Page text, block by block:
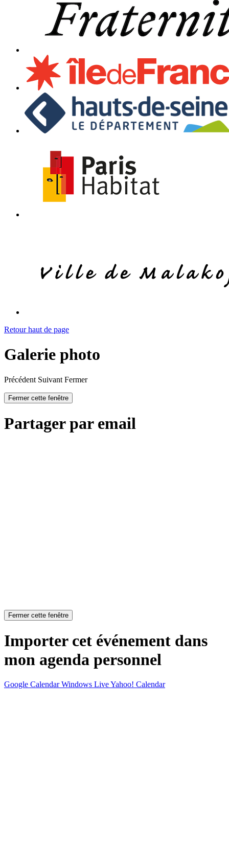
Retour haut de page
Galerie photo
Précédent Suivant Fermer
Fermer cette fenêtre
Partager par email
Fermer cette fenêtre
Importer cet événement dans
mon agenda personnel
Google Calendar Windows LiveYahoo! Calendar